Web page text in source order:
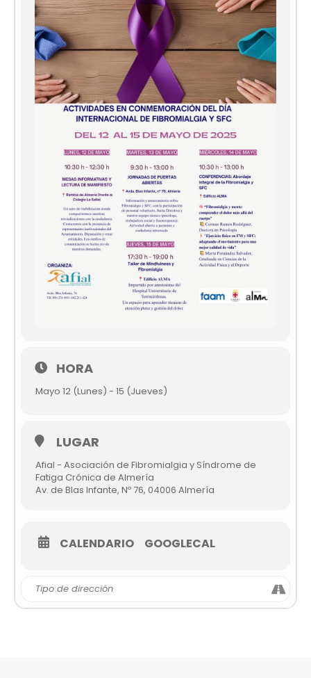
HORA
Mayo 12 (Lunes) - 15 (Jueves)
LUGAR
Afial - Asociación de Fibromialgia y Síndrome de
Fatiga Crónica de Almería
Av. de Blas Infante, Nº 76, 04006 Almería
CALENDARIO GOOGLECAL